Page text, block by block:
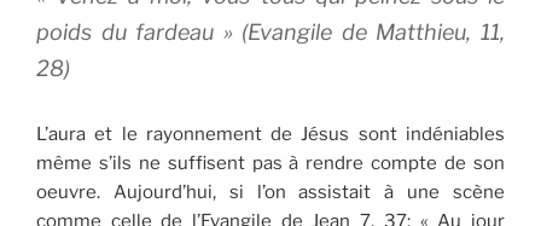
poids du fardeau »(Evangile de Matthieu, 11,
28)
L’aura et le rayonnement de Jésus sont indéniables
même s’ils ne suffisent pas à rendre compte de son
oeuvre. Aujourd’hui, si l’on assistait à une scène
comme celle de l’Evangile de Jean 7, 37: « Au jour